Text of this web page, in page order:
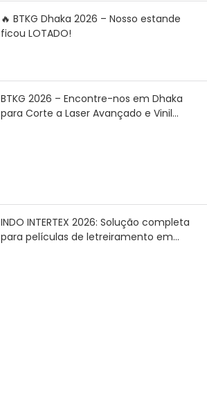
🔥 BTKG Dhaka 2026 – Nosso estande
ficou LOTADO!
BTKG 2026 – Encontre-nos em Dhaka
para Corte a Laser Avançado e Vinil
INDO INTERTEX 2026: Solução completa
para películas de letreiramento em